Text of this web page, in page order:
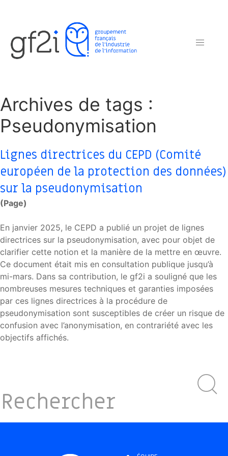
Archives de tags :
Pseudonymisation
Lignes directrices du CEPD (Comité
européen de la protection des données)
sur la pseudonymisation
(Page)
En janvier 2025, le CEPD a publié un projet de lignes
directrices sur la pseudonymisation, avec pour objet de
clarifier cette notion et la manière de la mettre en œuvre.
Ce document était mis en consultation publique jusqu’à
mi-mars. Dans sa contribution, le gf2i a souligné que les
nombreuses mesures techniques et garanties imposées
par ces lignes directrices à la procédure de
pseudonymisation sont susceptibles de créer un risque de
confusion avec l’anonymisation, en contrariété avec les
objectifs affichés.